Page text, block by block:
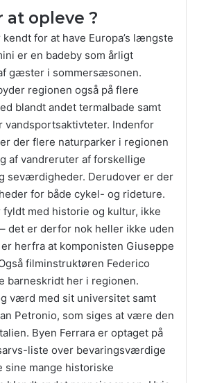
at opleve ?
kendt for at have Europa’s længste
er en badeby som årligt
gæster i sommersæsonen.
regionen også på flere
blandt andet termalbade samt
vandsportsaktivteter. Indenfor
der flere naturparker i regionen
af vandreruter af forskellige
seværdigheder. Derudover er der
for både cykel- og rideture.
fyldt med historie og kultur, ikke
det er derfor nok heller ikke uden
herfra at komponisten Giuseppe
filminstruktøren Federico
barneskridt her i regionen.
værd med sit universitet samt
Petronio, som siges at være den
Byen Ferrara er optaget på
liste over bevaringsværdige
mange historiske